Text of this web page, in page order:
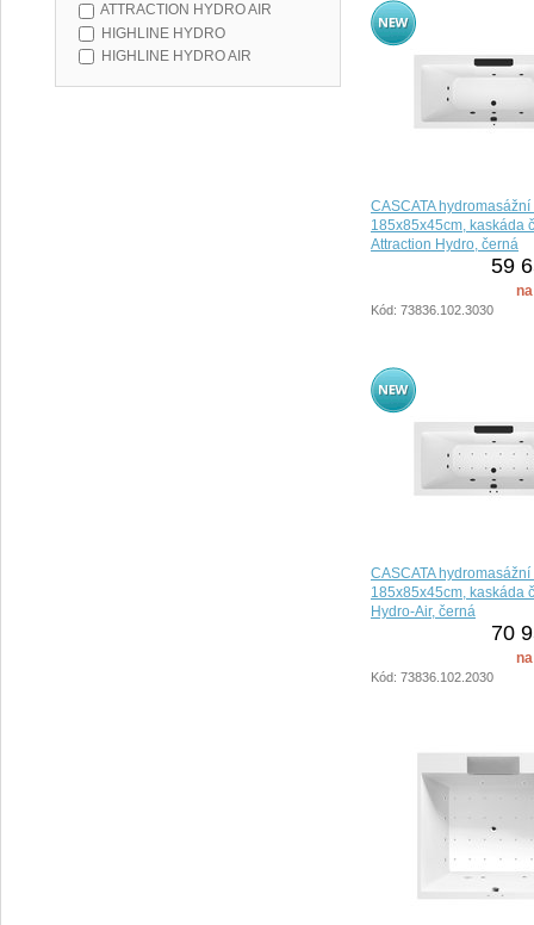
ATTRACTION HYDRO AIR
HIGHLINE HYDRO
HIGHLINE HYDRO AIR
CASCATA
185x85x45cm, kaskáda
Attraction Hydro, černá
59
Kód: 73836.102.3030
CASCATA
185x85x45cm, kaskáda
Hydro-Air, černá
70
Kód: 73836.102.2030